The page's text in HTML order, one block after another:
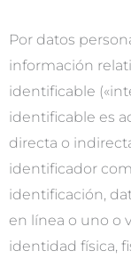
Por datos
información
identificable
identificable es
directa o
identificador
identificación,
en línea o uno o
identidad física,